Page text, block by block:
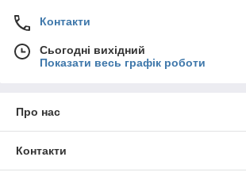
Контакти
Сьогодні вихідний
Показати весь графік роботи
Про нас
Контакти